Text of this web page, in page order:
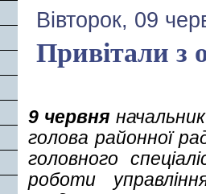
Вівторок, 09
Привітали з
9 червня
голова районної
головного
роботи